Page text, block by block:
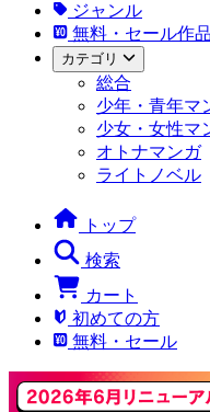
ジャンル
無料・セール作品
カテゴリ
総合
少年・青年マ
少女・女性マ
オトナマンガ
ライトノベル
トップ
検索
カート
初めての方
無料・セール